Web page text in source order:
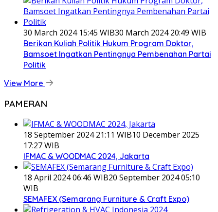
30 March 2024 15:45 WIB30 March 2024 20:49 WIB
Berikan Kuliah Politik Hukum Program Doktor,
Bamsoet Ingatkan Pentingnya Pembenahan Partai
Politik
View More
PAMERAN
18 September 2024 21:11 WIB10 December 2025
17:27 WIB
IFMAC & WOODMAC 2024, Jakarta
18 April 2024 06:46 WIB20 September 2024 05:10
WIB
SEMAFEX (Semarang Furniture & Craft Expo)